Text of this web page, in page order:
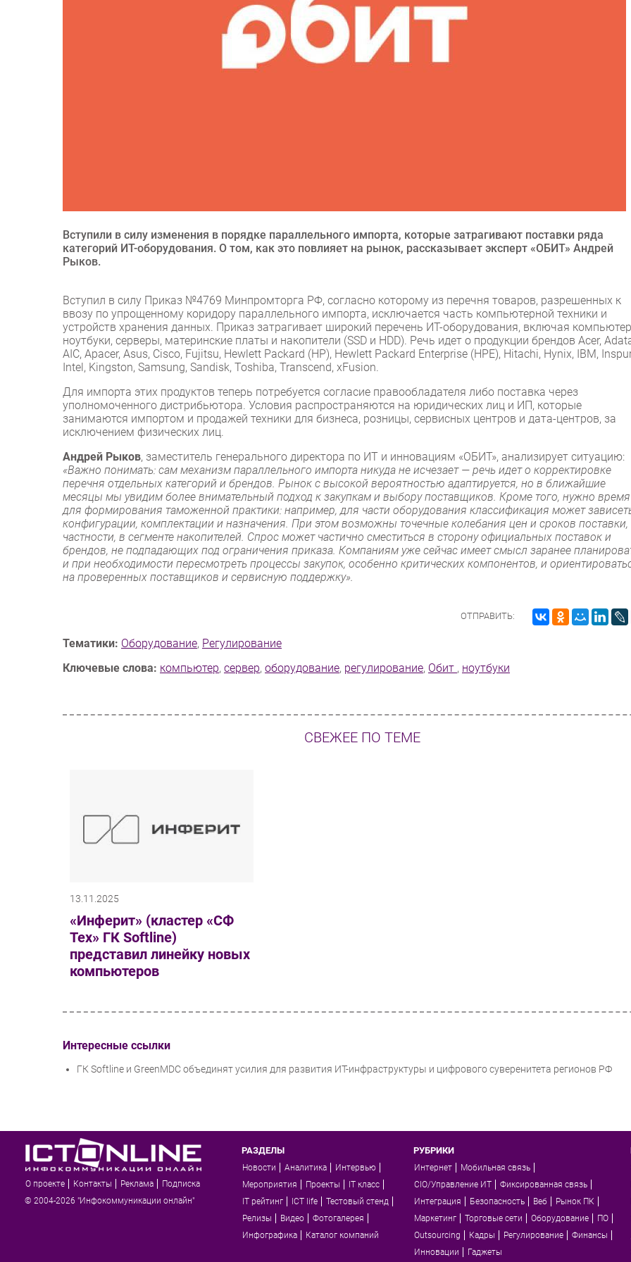
Вступили в силу изменения в порядке параллельного импорта, которые затрагивают поставки ряда
категорий ИТ-оборудования. О том, как это повлияет на рынок, рассказывает эксперт «ОБИТ» Андрей
Рыков.
Вступил в силу Приказ №4769 Минпромторга РФ, согласно которому из перечня товаров, разрешенных к
ввозу по упрощенному коридору параллельного импорта, исключается часть компьютерной техники и
устройств хранения данных. Приказ затрагивает широкий перечень ИТ-оборудования, включая
ноутбуки, серверы, материнские платы и накопители (SSD и HDD). Речь идет о продукции брендов Acer,
AIC, Apacer, Asus, Cisco, Fujitsu, Hewlett Packard (HP), Hewlett Packard Enterprise (HPE), Hitachi, Hynix, IBM,
Intel, Kingston, Samsung, Sandisk, Toshiba, Transcend, xFusion.
Для импорта этих продуктов теперь потребуется согласие правообладателя либо поставка через
уполномоченного дистрибьютора. Условия распространяются на юридических лиц и ИП, которые
занимаются импортом и продажей техники для бизнеса, розницы, сервисных центров и дата-центров, за
исключением физических лиц.
Андрей Рыков, заместитель генерального директора по ИТ и инновациям «ОБИТ», анализирует ситуацию:
«Важно понимать: сам механизм параллельного импорта никуда не исчезает — речь идет о корректировке
перечня отдельных категорий и брендов. Рынок с высокой вероятностью адаптируется, но в ближайшие
месяцы мы увидим более внимательный подход к закупкам и выбору поставщиков. Кроме того, нужно время
для формирования таможенной практики: например, для части оборудования классификация может
конфигурации, комплектации и назначения. При этом возможны точечные колебания цен и сроков поставки,
частности, в сегменте накопителей. Спрос может частично сместиться в сторону официальных поставок и
брендов, не подпадающих под ограничения приказа. Компаниям уже сейчас имеет смысл заранее
и при необходимости пересмотреть процессы закупок, особенно критических компонентов, и
на проверенных поставщиков и сервисную поддержку».
ОТПРАВИТЬ:
Тематики: Оборудование, Регулирование
Ключевые слова: компьютер, сервер, оборудование, регулирование, Обит , ноутбуки
СВЕЖЕЕ ПО ТЕМЕ
13.11.2025
«Инферит» (кластер «СФ
Тех» ГК Softline)
представил линейку новых
компьютеров
Интересные ссылки
ГК Softline и GreenMDC объединят усилия для развития ИТ-инфраструктуры и цифрового суверенитета регионов РФ
О проекте Контакты Реклама
Подписка
© 2004-2026 "Инфокоммуникации онлайн"
РАЗДЕЛЫ
Новости Аналитика
Интервью
Мероприятия
Проекты
IT класс
IT рейтинг
ICT life
Тестовый стенд
Релизы
Видео
Фотогалерея
Инфографика
Каталог компаний
РУБРИКИ
Интернет
Мобильная связь
CIO/Управление ИТ
Фиксированная связь
Интеграция
Безопасность Веб
Рынок ПК
Маркетинг
Торговые сети Оборудование
ПО
Outsourcing
Кадры Регулирование
Финансы
Инновации
Гаджеты